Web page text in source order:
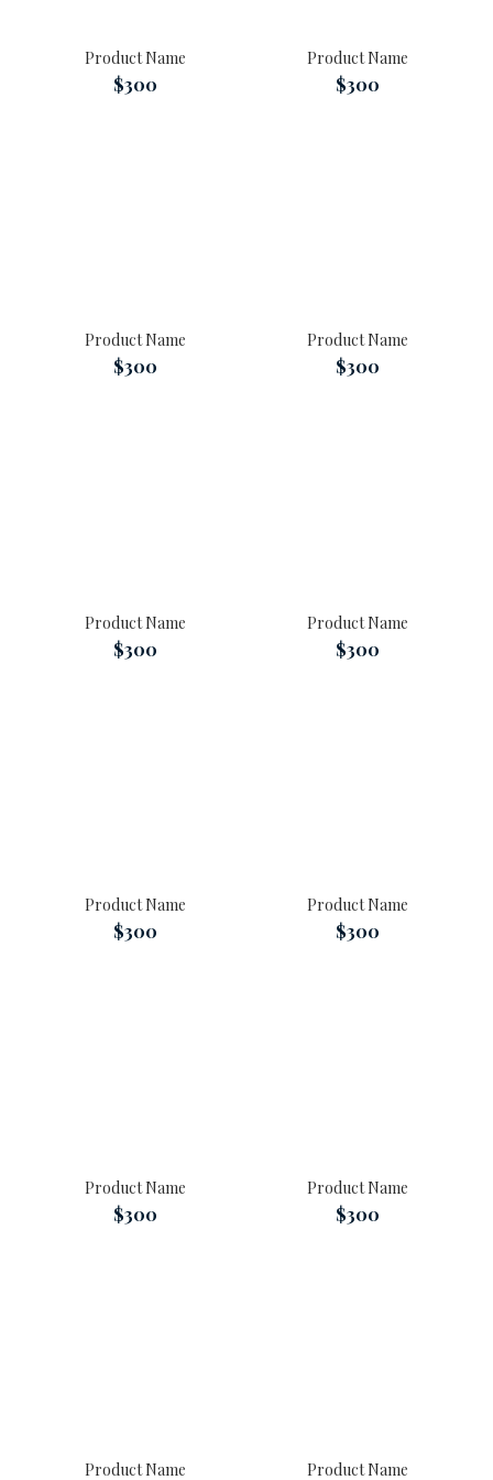
Product Name
$300
Product Name
$300
Product Name
$300
Product Name
$300
Product Name
$300
Product Name
$300
Product Name
$300
Product Name
$300
Product Name
$300
Product Name
$300
Product Name Product Name